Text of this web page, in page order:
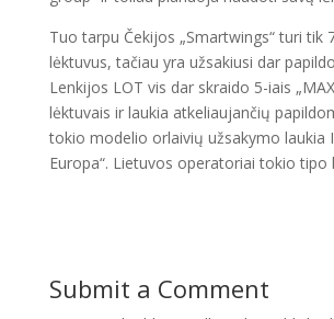
Tuo tarpu Čekijos „Smartwings“ turi tik
lėktuvus, tačiau yra užsakiusi dar
Lenkijos LOT vis dar skraido 5-iais
lėktuvais ir laukia atkeliaujančių
tokio modelio orlaivių užsakymo laukia
Europa“. Lietuvos operatoriai tokio tipo
Submit a Comment